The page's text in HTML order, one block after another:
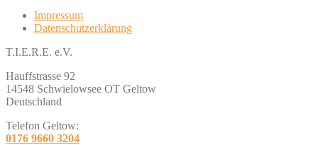
Impressum
Datenschutzerklärung
T.I.E.R.E. e.V.
Hauffstrasse 92
14548 Schwielowsee OT Geltow
Deutschland
Telefon Geltow:
0176 9660 3204